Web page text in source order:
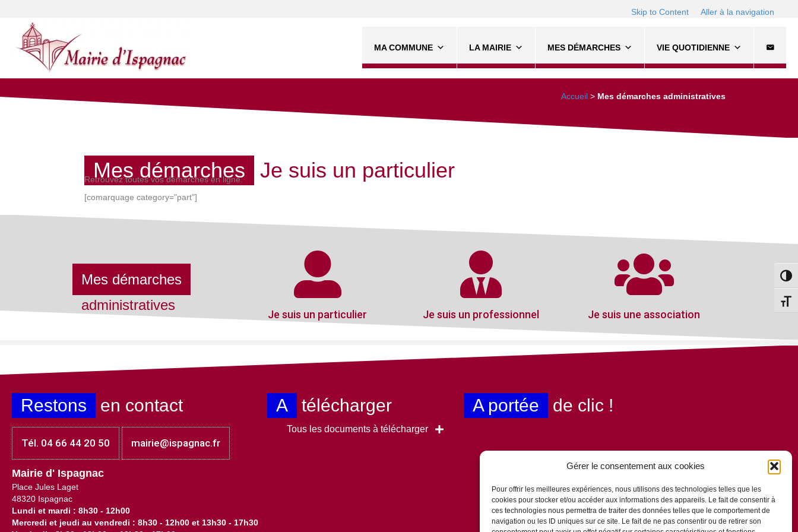
Gérer le consentement aux cookies
Pour offrir les meilleures expériences, nous utilisons des technologies telles que les
cookies pour stocker et/ou accéder aux informations des appareils. Le fait de consentir à
ces technologies nous permettra de traiter des données telles que le comportement de
navigation ou les ID uniques sur ce site. Le fait de ne pas consentir ou de retirer son
Skip to Content Aller à la navigation
MA COMMUNE LA MAIRIE MES DÉMARCHES VIE QUOTIDIENNE
Accueil > Mes démarches administratives
Mes démarches Je suis un particulier
Retrouvez toutes vos démarches en ligne.
[comarquage category="part"]
Mes démarches
administratives
Je suis un particulier Je suis un professionnel Je suis une association
Restons en contact
Tél. 04 66 44 20 50 mairie@ispagnac.fr
Mairie d' Ispagnac
Place Jules Laget
48320 Ispagnac
Lundi et mardi : 8h30 - 12h00
Mercredi et jeudi au vendredi : 8h30 - 12h00 et 13h30 - 17h30
A télécharger
Tous les documents à télécharger
A portée de clic !